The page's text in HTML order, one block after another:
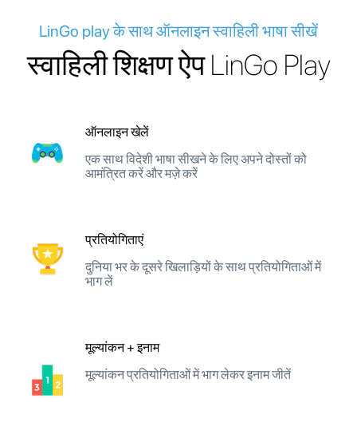
LinGo play के साथ ऑनलाइन स्वाहिली भाषा सीखें
स्वाहिली शिक्षण ऐप LinGo Play
ऑनलाइन खेलें
एक साथ विदेशी भाषा सीखने के लिए अपने दोस्तों को
आमंत्रित करें और मज़े करें
प्रतियोगिताएं
दुनिया भर के दूसरे खिलाड़ियों के साथ प्रतियोगिताओं में
भाग लें
मूल्यांकन + इनाम
मूल्यांकन प्रतियोगिताओं में भाग लेकर इनाम जीतें